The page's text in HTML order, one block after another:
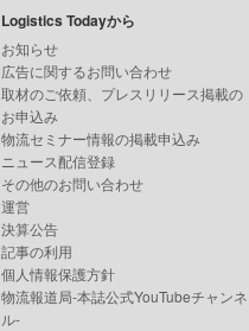
Logistics Todayから
お知らせ
広告に関するお問い合わせ
取材のご依頼、プレスリリース掲載の
お申込み
物流セミナー情報の掲載申込み
ニュース配信登録
その他のお問い合わせ
運営
決算公告
記事の利用
個人情報保護方針
物流報道局-本誌公式YouTubeチャンネ
ル-